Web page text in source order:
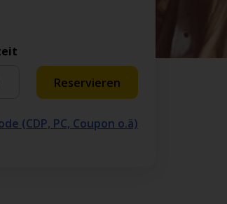
Reservieren
(CDP, PC, Coupon o.ä)